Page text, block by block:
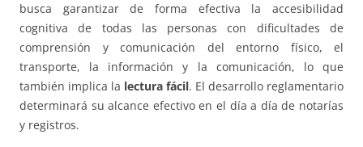
busca garantizar de forma efectiva la accesibilidad
cognitiva de todas las personas con dificultades de
comprensión y comunicación del entorno físico, el
transporte, la información y la comunicación, lo que
también implica la lectura fácil. El desarrollo reglamentario
determinará su alcance efectivo en el día a día de notarías
y registros.